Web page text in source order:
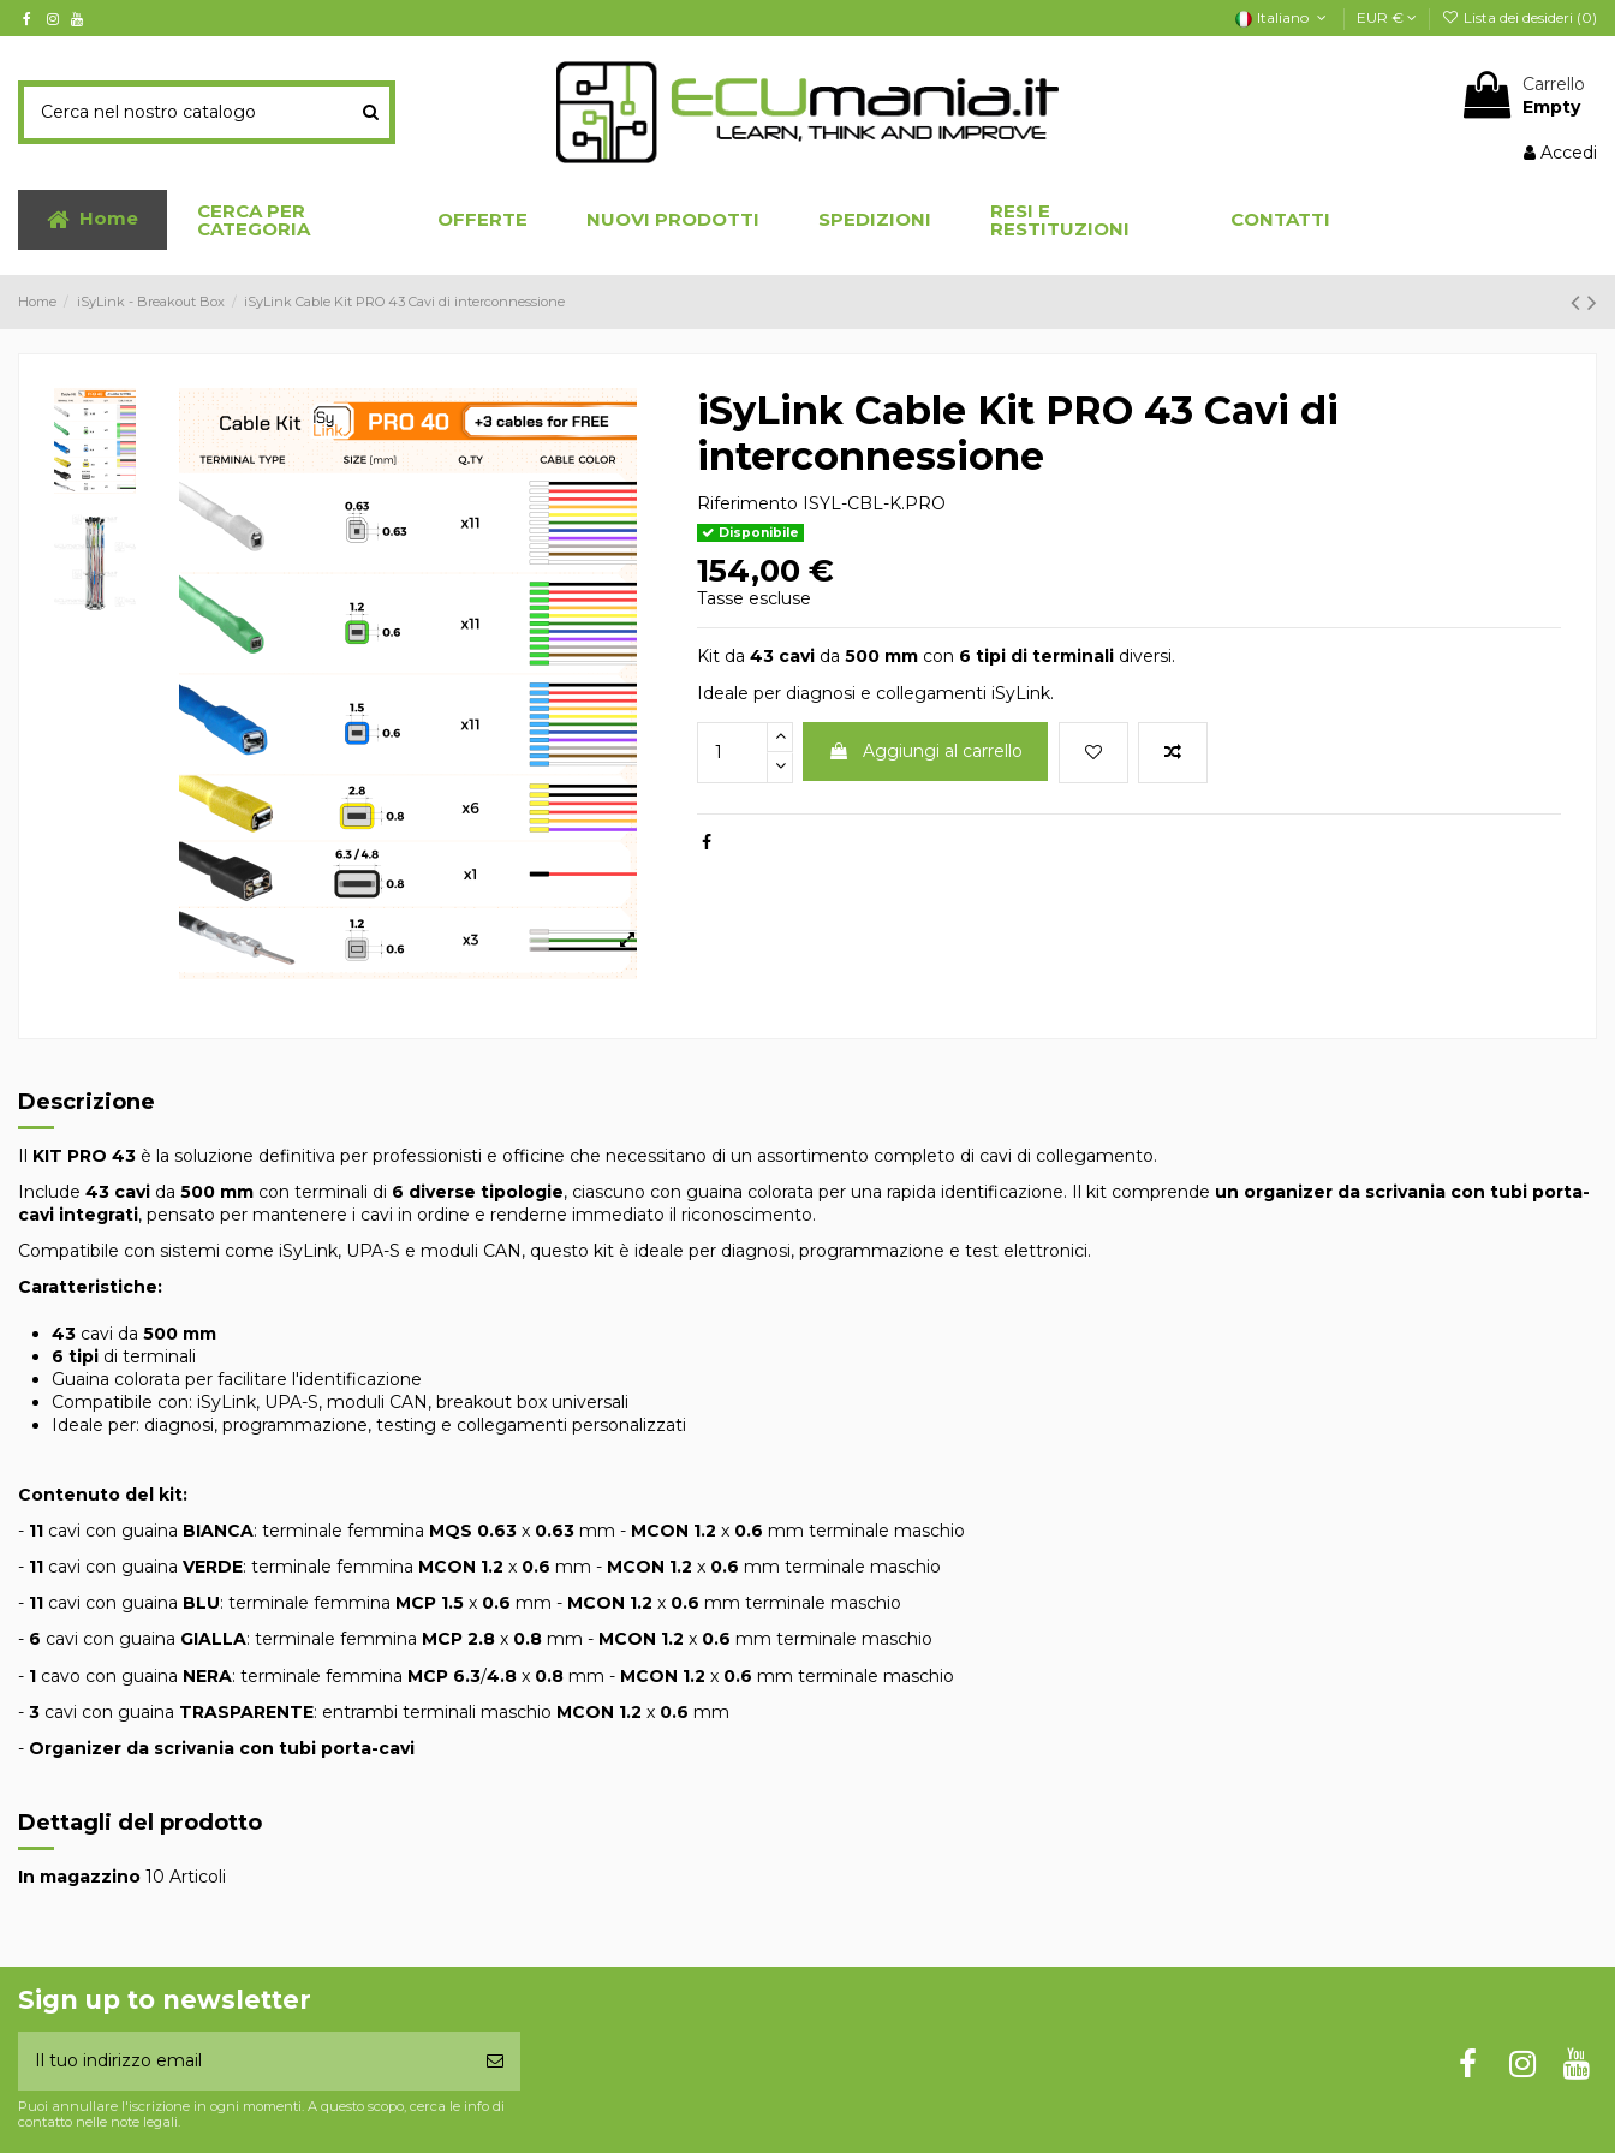
Italiano EUR € Lista dei desideri (0)
Carrello
Empty
Accedi
Home CERCA PER
CATEGORIA OFFERTE NUOVI PRODOTTI SPEDIZIONI RESI E
RESTITUZIONI CONTATTI
Home iSyLink - Breakout Box iSyLink Cable Kit PRO 43 Cavi di interconnessione
iSyLink Cable Kit PRO 43 Cavi di
interconnessione
Riferimento ISYL-CBL-K.PRO
Disponibile
154,00 €
Tasse escluse
Kit da 43 cavi da 500 mm con 6 tipi di terminali diversi.
Ideale per diagnosi e collegamenti iSyLink.
Aggiungi al carrello
Descrizione
Il KIT PRO 43 è la soluzione definitiva per professionisti e officine che necessitano di un assortimento completo di cavi di collegamento.
Include 43 cavi da 500 mm con terminali di 6 diverse tipologie, ciascuno con guaina colorata per una rapida identificazione. Il kit comprende un organizer da scrivania con tubi porta-
cavi integrati, pensato per mantenere i cavi in ordine e renderne immediato il riconoscimento.
Compatibile con sistemi come iSyLink, UPA-S e moduli CAN, questo kit è ideale per diagnosi, programmazione e test elettronici.
Caratteristiche:
43 cavi da 500 mm
6 tipi di terminali
Guaina colorata per facilitare l'identificazione
Compatibile con: iSyLink, UPA-S, moduli CAN, breakout box universali
Ideale per: diagnosi, programmazione, testing e collegamenti personalizzati
Contenuto del kit:
- 11 cavi con guaina BIANCA: terminale femmina MQS 0.63 x 0.63 mm - MCON 1.2 x 0.6 mm terminale maschio
- 11 cavi con guaina VERDE: terminale femmina MCON 1.2 x 0.6 mm - MCON 1.2 x 0.6 mm terminale maschio
- 11 cavi con guaina BLU: terminale femmina MCP 1.5 x 0.6 mm - MCON 1.2 x 0.6 mm terminale maschio
- 6 cavi con guaina GIALLA: terminale femmina MCP 2.8 x 0.8 mm - MCON 1.2 x 0.6 mm terminale maschio
- 1 cavo con guaina NERA: terminale femmina MCP 6.3/4.8 x 0.8 mm - MCON 1.2 x 0.6 mm terminale maschio
- 3 cavi con guaina TRASPARENTE: entrambi terminali maschio MCON 1.2 x 0.6 mm
- Organizer da scrivania con tubi porta-cavi
Dettagli del prodotto
In magazzino 10 Articoli
Sign up to newsletter
Puoi annullare l'iscrizione in ogni momenti. A questo scopo, cerca le info di
contatto nelle note legali.